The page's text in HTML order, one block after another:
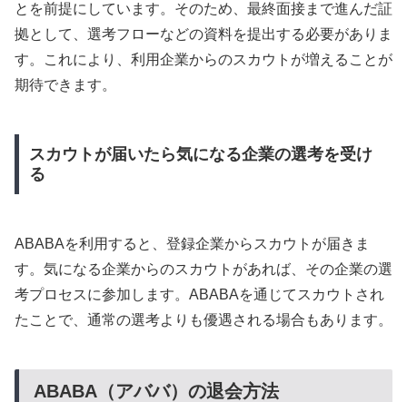
とを前提にしています。そのため、最終面接まで進んだ証
拠として、選考フローなどの資料を提出する必要がありま
す。これにより、利用企業からのスカウトが増えることが
期待できます。
スカウトが届いたら気になる企業の選考を受け
る
ABABAを利用すると、登録企業からスカウトが届きま
す。気になる企業からのスカウトがあれば、その企業の選
考プロセスに参加します。ABABAを通じてスカウトされ
たことで、通常の選考よりも優遇される場合もあります。
ABABA（アババ）の退会方法